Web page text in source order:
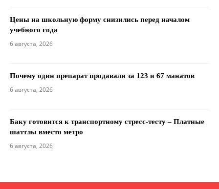
Цены на школьную форму снизились перед началом
учебного года
6 августа, 2026
Почему один препарат продавали за 123 и 67 манатов
6 августа, 2026
Баку готовится к транспортному стресс-тесту – Платные
шаттлы вместо метро
6 августа, 2026